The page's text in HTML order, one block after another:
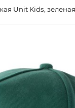
Unit Kids, зеленая